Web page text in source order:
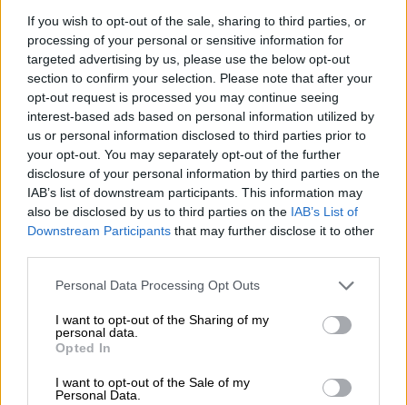
If you wish to opt-out of the sale, sharing to third parties, or
processing of your personal or sensitive information for
targeted advertising by us, please use the below opt-out
section to confirm your selection. Please note that after your
opt-out request is processed you may continue seeing
interest-based ads based on personal information utilized by
us or personal information disclosed to third parties prior to
your opt-out. You may separately opt-out of the further
disclosure of your personal information by third parties on the
IAB’s list of downstream participants. This information may
also be disclosed by us to third parties on the IAB’s List of
Downstream Participants that may further disclose it to other
Personal Data Processing Opt Outs
I want to opt-out of the Sharing of my
personal data.
Opted In
I want to opt-out of the Sale of my
Personal Data.
ACN
Intel, décima baja del Mobile World
Congress
PorCristian Cortés
Más artículos de este autor
martes, 11 de febrero de 2020
OPINIONES DIVERSAS
¿La ciudadanía de Occidente es